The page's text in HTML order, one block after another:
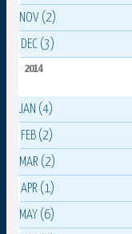
NOV (2)
DEC (3)
2014
JAN (4)
FEB (2)
MAR (2)
APR (1)
MAY (6)